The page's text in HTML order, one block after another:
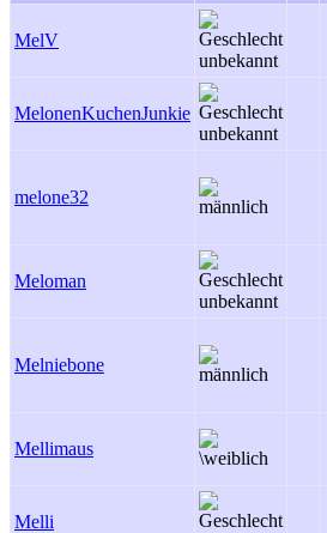
MelV
MelonenKuchenJunkie
melone32
Meloman
Melniebone
Mellimaus
Melli